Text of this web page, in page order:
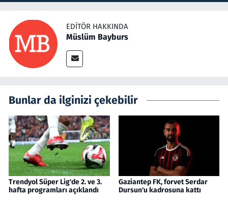
EDITÖR HAKKINDA
Müslüm Bayburs
Bunlar da ilginizi çekebilir
Trendyol Süper Lig'de 2. ve 3.
hafta programları açıklandı
Gaziantep FK, forvet Serdar
Dursun'u kadrosuna kattı